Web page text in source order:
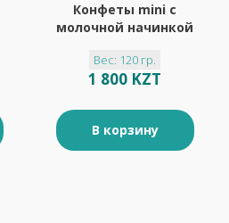
Конфеты mini с
молочной начинкой
Вес: 120 гр.
1 800 KZT
В корзину